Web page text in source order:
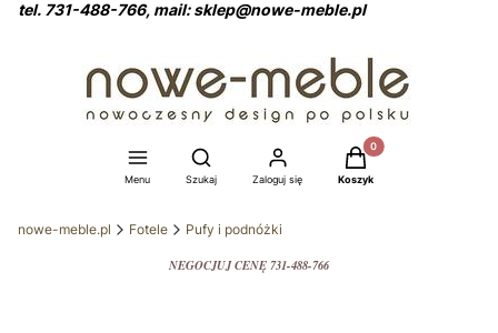
tel. 731-488-766, mail: sklep@nowe-meble.pl
Menu
Otwórz wyszukiwarkę
Szukaj Zaloguj się
Produkty w koszyku:
Koszyk
nowe-meble.pl Fotele Pufy i podnóżki
NEGOCJUJ CENĘ 731-488-766